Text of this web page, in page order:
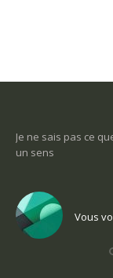
Je ne sais pas ce
un sens
Vous